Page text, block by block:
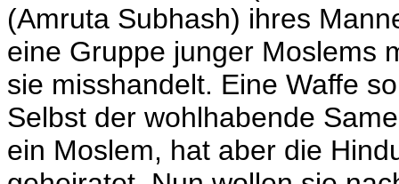
(Amruta Subhash) ihres
eine Gruppe junger Moslems
sie misshandelt. Eine Waffe
Selbst der wohlhabende
ein Moslem, hat aber die